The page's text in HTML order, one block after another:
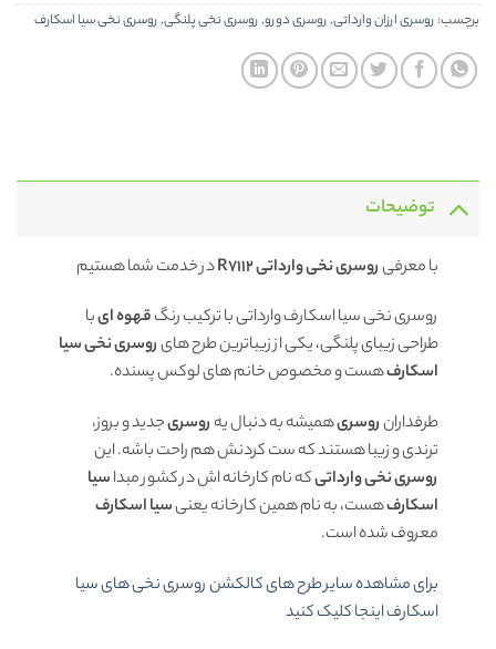
برچسب: روسری ارزان وارداتی,روسری دورو,روسری نخی پلنگی,روسری نخی سیا اسکارف
توضیحات
با معرفیروسری نخی وارداتی R7112
در خدمت شما هستیم
روسری نخی سیا اسکارف وارداتی با ترکیب رنگقهوه ایبا
طراحی زیبای پلنگی، یکی از زیباترین طرح هایروسری نخی سیا
اسکارفهست و مخصوص خانم های لوکس پسنده.
طرفدارانروسریهمیشه به دنبال یه روسریجدید و بروز،
ترندی و زیبا هستند که ست کردنش هم راحت باشه. این
روسری نخی وارداتیکه نام کارخانه اش در کشور مبداسیا
اسکارفهست، به نام همین کارخانه یعنیسیا اسکارف
معروف شده است.
برای مشاهده سایر طرح های کالکشن روسری نخی های سیا
اسکارف اینجا کلیک کنید